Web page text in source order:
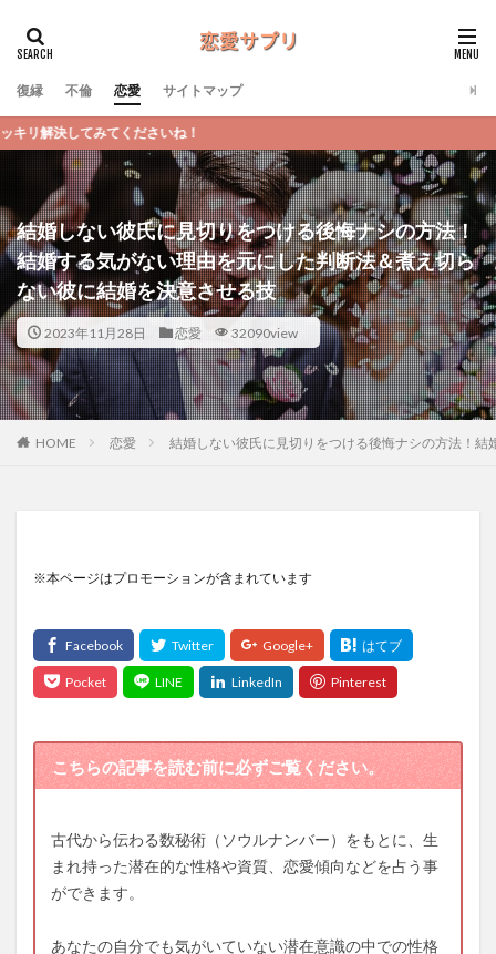
復縁 不倫 恋愛 サイトマップ
結婚しない彼氏に見切りをつける後悔ナシの方法！
結婚する気がない理由を元にした判断法＆煮え切ら
ない彼に結婚を決意させる技
2023年11月28日 恋愛 32090view
HOME 恋愛 結婚しない彼氏に見切りをつける後悔ナシの方法！
※本ページはプロモーションが含まれています
こちらの記事を読む前に必ずご覧ください。
古代から伝わる数秘術（ソウルナンバー）をもとに、生
まれ持った潜在的な性格や資質、恋愛傾向などを占う事
ができます。
あなたの自分でも気がいていない潜在意識の中での性格